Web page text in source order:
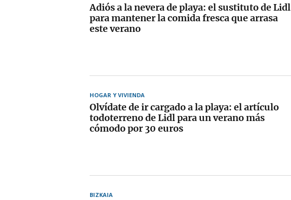
Adiós a la nevera de playa: el sustituto de Lidl
para mantener la comida fresca que arrasa
este verano
HOGAR Y VIVIENDA
Olvídate de ir cargado a la playa: el artículo
todoterreno de Lidl para un verano más
cómodo por 30 euros
BIZKAIA